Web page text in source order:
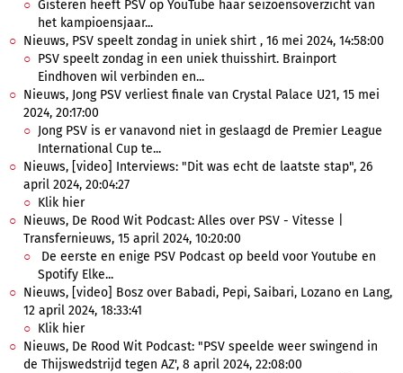
Gisteren heeft PSV op YouTube haar seizoensoverzicht van
het kampioensjaar...
Nieuws, PSV speelt zondag in uniek shirt , 16 mei 2024, 14:58:00
PSV speelt zondag in een uniek thuisshirt. Brainport
Eindhoven wil verbinden en...
Nieuws, Jong PSV verliest finale van Crystal Palace U21, 15 mei
2024, 20:17:00
Jong PSV is er vanavond niet in geslaagd de Premier League
International Cup te...
Nieuws, [video] Interviews: "Dit was echt de laatste stap", 26
april 2024, 20:04:27
Klik hier
Nieuws, De Rood Wit Podcast: Alles over PSV - Vitesse |
Transfernieuws, 15 april 2024, 10:20:00
De eerste en enige PSV Podcast op beeld voor Youtube en
Spotify Elke...
Nieuws, [video] Bosz over Babadi, Pepi, Saibari, Lozano en Lang,
12 april 2024, 18:33:41
Klik hier
Nieuws, De Rood Wit Podcast: "PSV speelde weer swingend in
de Thijswedstrijd tegen AZ', 8 april 2024, 22:08:00